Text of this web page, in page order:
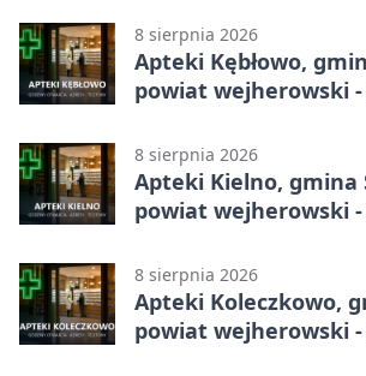
8 sierpnia 2026
Apteki Kębłowo,
powiat wejherowski -
8 sierpnia 2026
Apteki Kielno, gmina
powiat wejherowski -
8 sierpnia 2026
Apteki Koleczkowo,
powiat wejherowski -